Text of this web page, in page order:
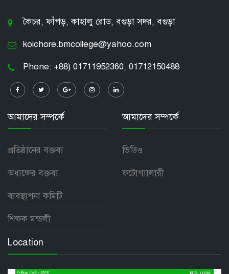
কৈচর, ফাঁপড়, কাহালু রোড, বগুড়া সদর, বগুড়া
koichore.bmcollege@yahoo.com
Phone: +88) 01711952360, 01712150488
আমাদের সম্পর্কে
প্রতিষ্ঠানের বক্তব্য
অধ্যক্ষের বক্তব্য
ব্যবস্থাপনা কমিটি
শিক্ষক মন্ডলী
আমাদের সম্পর্কে
ভিডিও
ফটোগ্যালারী
Location